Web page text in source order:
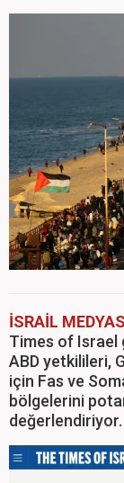
İSRAİL
Times of Israel
ABD yetkilileri,
için Fas ve
bölgelerini
değerlendiriyor.